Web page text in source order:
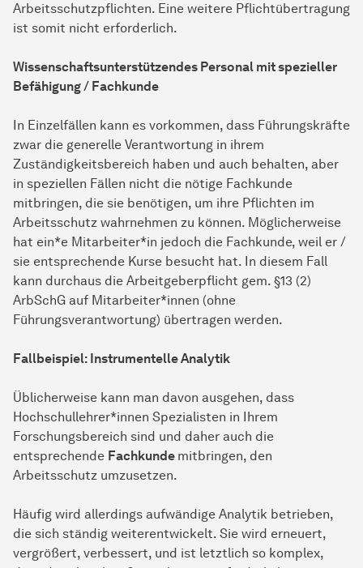
Arbeitsschutzpflichten. Eine weitere Pflichtübertragung
ist somit nicht erforderlich.
Wissenschaftsunterstützendes Personal mit spezieller
Befähigung / Fachkunde
In Einzelfällen kann es vorkommen, dass Führungskräfte
zwar die generelle Verantwortung in ihrem
Zuständigkeitsbereich haben und auch behalten, aber
in speziellen Fällen nicht die nötige Fachkunde
mitbringen, die sie benötigen, um ihre Pflichten im
Arbeitsschutz wahrnehmen zu können. Möglicherweise
hat ein*e Mitarbeiter*in jedoch die Fachkunde, weil er /
sie entsprechende Kurse besucht hat. In diesem Fall
kann durchaus die Arbeitgeberpflicht gem. §13 (2)
ArbSchG auf Mitarbeiter*innen (ohne
Führungsverantwortung) übertragen werden.
Fallbeispiel: Instrumentelle Analytik
Üblicherweise kann man davon ausgehen, dass
Hochschullehrer*innen Spezialisten in Ihrem
Forschungsbereich sind und daher auch die
entsprechende Fachkunde mitbringen, den
Arbeitsschutz umzusetzen.
Häufig wird allerdings aufwändige Analytik betrieben,
die sich ständig weiterentwickelt. Sie wird erneuert,
vergrößert, verbessert, und ist letztlich so komplex,